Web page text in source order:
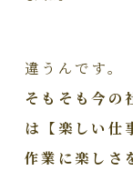
違うんです。
そもそも今の
は【楽しい仕
作業に楽しさ